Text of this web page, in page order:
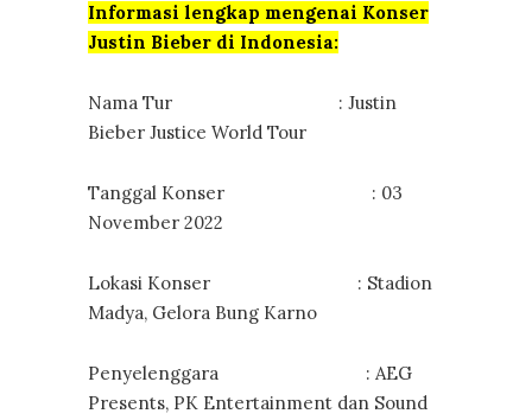
Informasi lengkap mengenai Konser
Justin Bieber di Indonesia:
Nama Tur : Justin
Bieber Justice World Tour
Tanggal Konser : 03
November 2022
Lokasi Konser : Stadion
Madya, Gelora Bung Karno
Penyelenggara : AEG
Presents, PK Entertainment dan Sound